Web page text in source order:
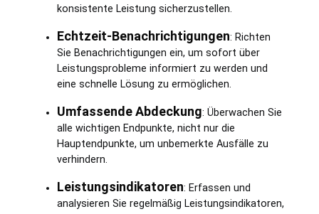
konsistente Leistung sicherzustellen.
Echtzeit-Benachrichtigungen: Richten
Sie Benachrichtigungen ein, um sofort über
Leistungsprobleme informiert zu werden und
eine schnelle Lösung zu ermöglichen.
Umfassende Abdeckung: Überwachen Sie
alle wichtigen Endpunkte, nicht nur die
Hauptendpunkte, um unbemerkte Ausfälle zu
verhindern.
Leistungsindikatoren: Erfassen und
analysieren Sie regelmäßig Leistungsindikatoren,